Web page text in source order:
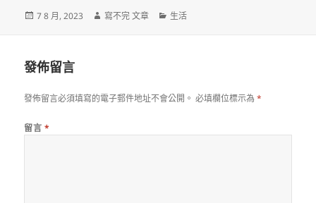
發
7 8 月, 2023
作
寫不完 文章
分
生活
發佈留言
發佈留言必須填寫的電子郵件地址不會公開。 必填欄位標示為*
留言 *